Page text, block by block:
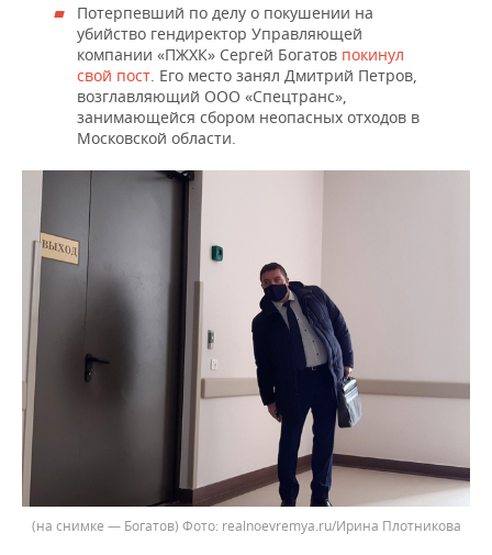
Потерпевший по делу о покушении на
убийство гендиректор Управляющей
компании «ПЖХК» Сергей Богатов покинул
свой пост. Его место занял Дмитрий Петров,
возглавляющий ООО «Спецтранс»,
занимающейся сбором неопасных отходов в
Московской области.
(на снимке — Богатов) realnoevremya.ru/Ирина Плотникова